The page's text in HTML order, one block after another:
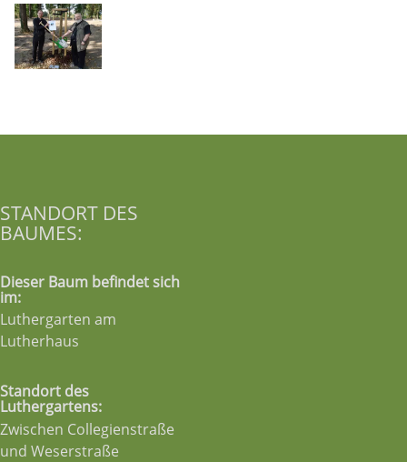
STANDORT DES
BAUMES:
Dieser Baum befindet sich
im:
Luthergarten am
Lutherhaus
Standort des
Luthergartens:
Zwischen Collegienstraße
und Weserstraße